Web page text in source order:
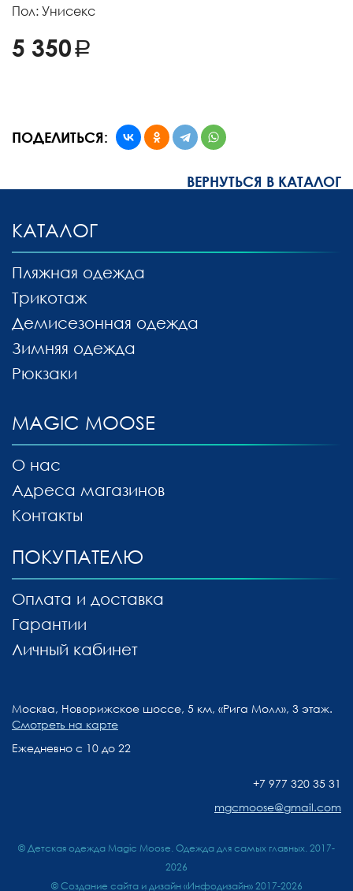
Пол: Унисекс
5 350
ПОДЕЛИТЬСЯ:
ВЕРНУТЬСЯ В КАТАЛОГ
MAGIC MOOSE
О нас
Адреса магазинов
Контакты
КАТАЛОГ
Пляжная одежда
Трикотаж
Демисезонная одежда
Зимняя одежда
Рюкзаки
ПОКУПАТЕЛЮ
Оплата и доставка
Гарантии
Личный кабинет
Москва, Новорижское шоссе, 5 км, «Рига Молл», 3 этаж.
Смотреть на карте
Ежедневно с 10 до 22
+7 977 320 35 31
mgcmoose@gmail.com
© Детская одежда Magic Moose. Одежда для самых главных. 2017-
2026
© Создание сайта и дизайн «Инфодизайн»2017-2026